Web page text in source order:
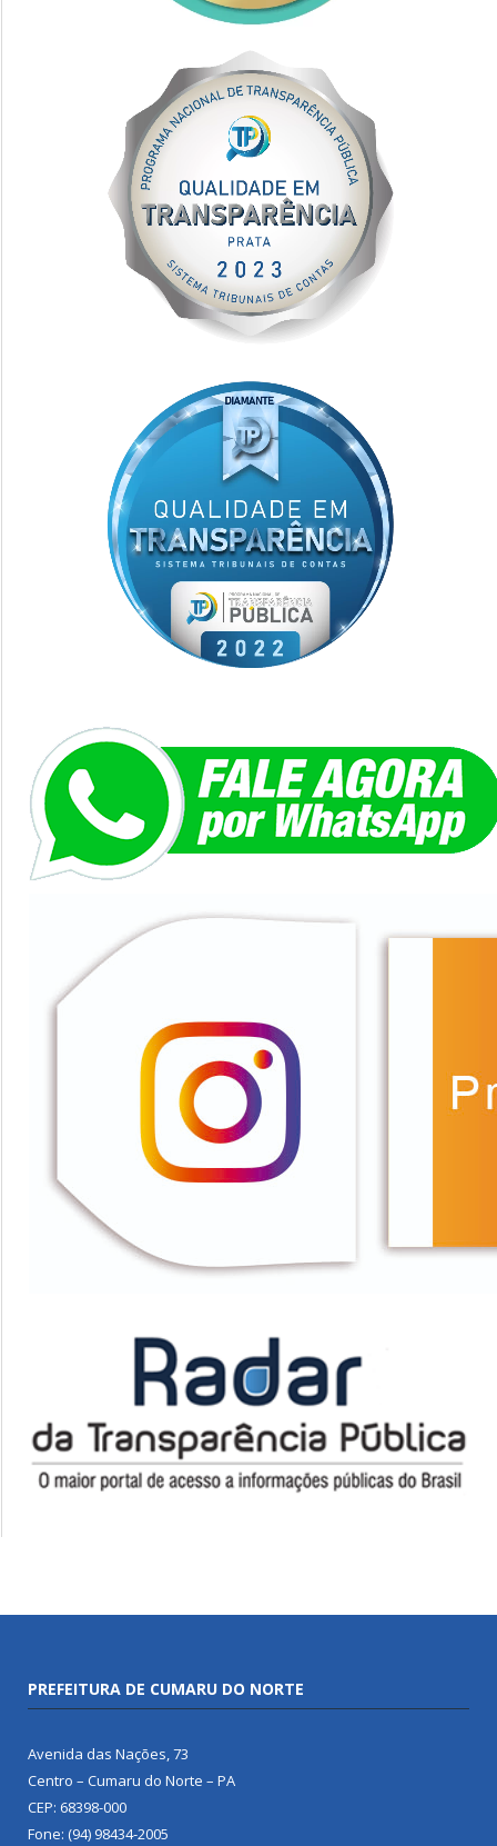
PREFEITURA DE CUMARU DO NORTE
Avenida das Nações, 73
Centro – Cumaru do Norte – PA
CEP: 68398-000
Fone: (94) 98434-2005